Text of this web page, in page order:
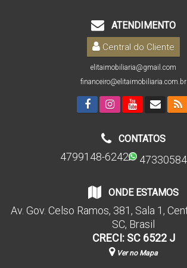
ATENDIMENTO
Central do Cliente
elitaimobiliaria@gmail.com
financeiro@elitaimobiliaria.com.br
CONTATOS
4799148-6242
ONDE ESTAMOS
Av. Gov. Celso Ramos, 381 , Sala 1 ,
SC, Brasil
CRECI: SC 6522 J
Ver no Mapa